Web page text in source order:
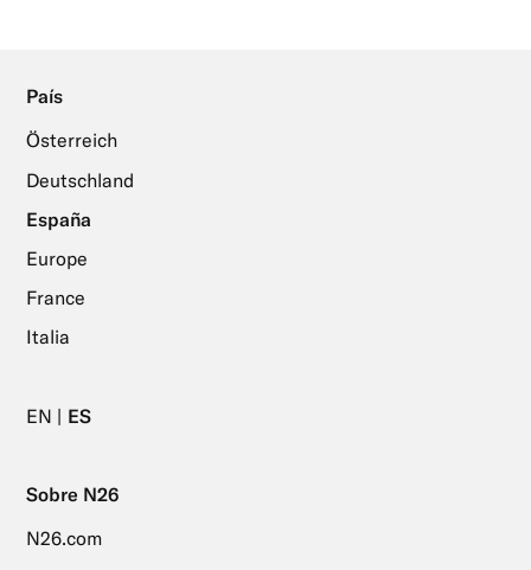
País
Österreich
Deutschland
España
Europe
France
Italia
EN ES
Sobre N26
N26.com